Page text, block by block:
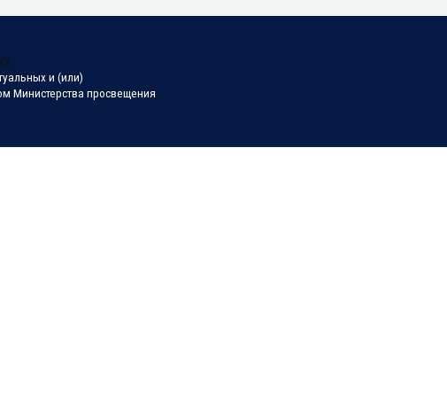
и (или)
Министерства просвещения